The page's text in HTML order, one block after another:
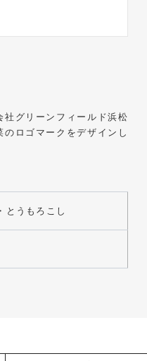
杉野屋様 立春大福チラシ
印刷物 #食品・飲食 #チラシ
印刷物
#産業廃棄物処理業
グリーンフィールド浜松
ロゴマークをデザインし
とうもろこし